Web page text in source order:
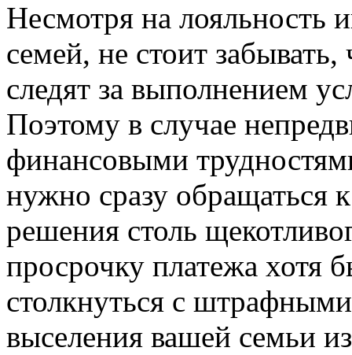
Несмотря на лояльность
семей, не стоит
следят за выполнением
Поэтому в случае
финансовыми
нужно сразу обращаться
решения столь
просрочку платежа хотя
столкнуться с
выселения вашей семьи